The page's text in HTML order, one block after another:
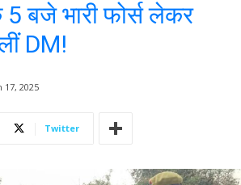
बजे भारी फोर्स लेकर
DM!
17, 2025
Twitter